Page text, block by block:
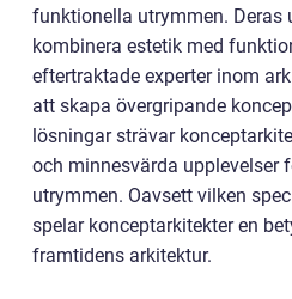
funktionella utrymmen. Deras
kombinera estetik med
eftertraktade experter inom
att skapa övergripande
lösningar strävar
och minnesvärda upplevelser
utrymmen. Oavsett vilken
spelar konceptarkitekter en
framtidens arkitektur.